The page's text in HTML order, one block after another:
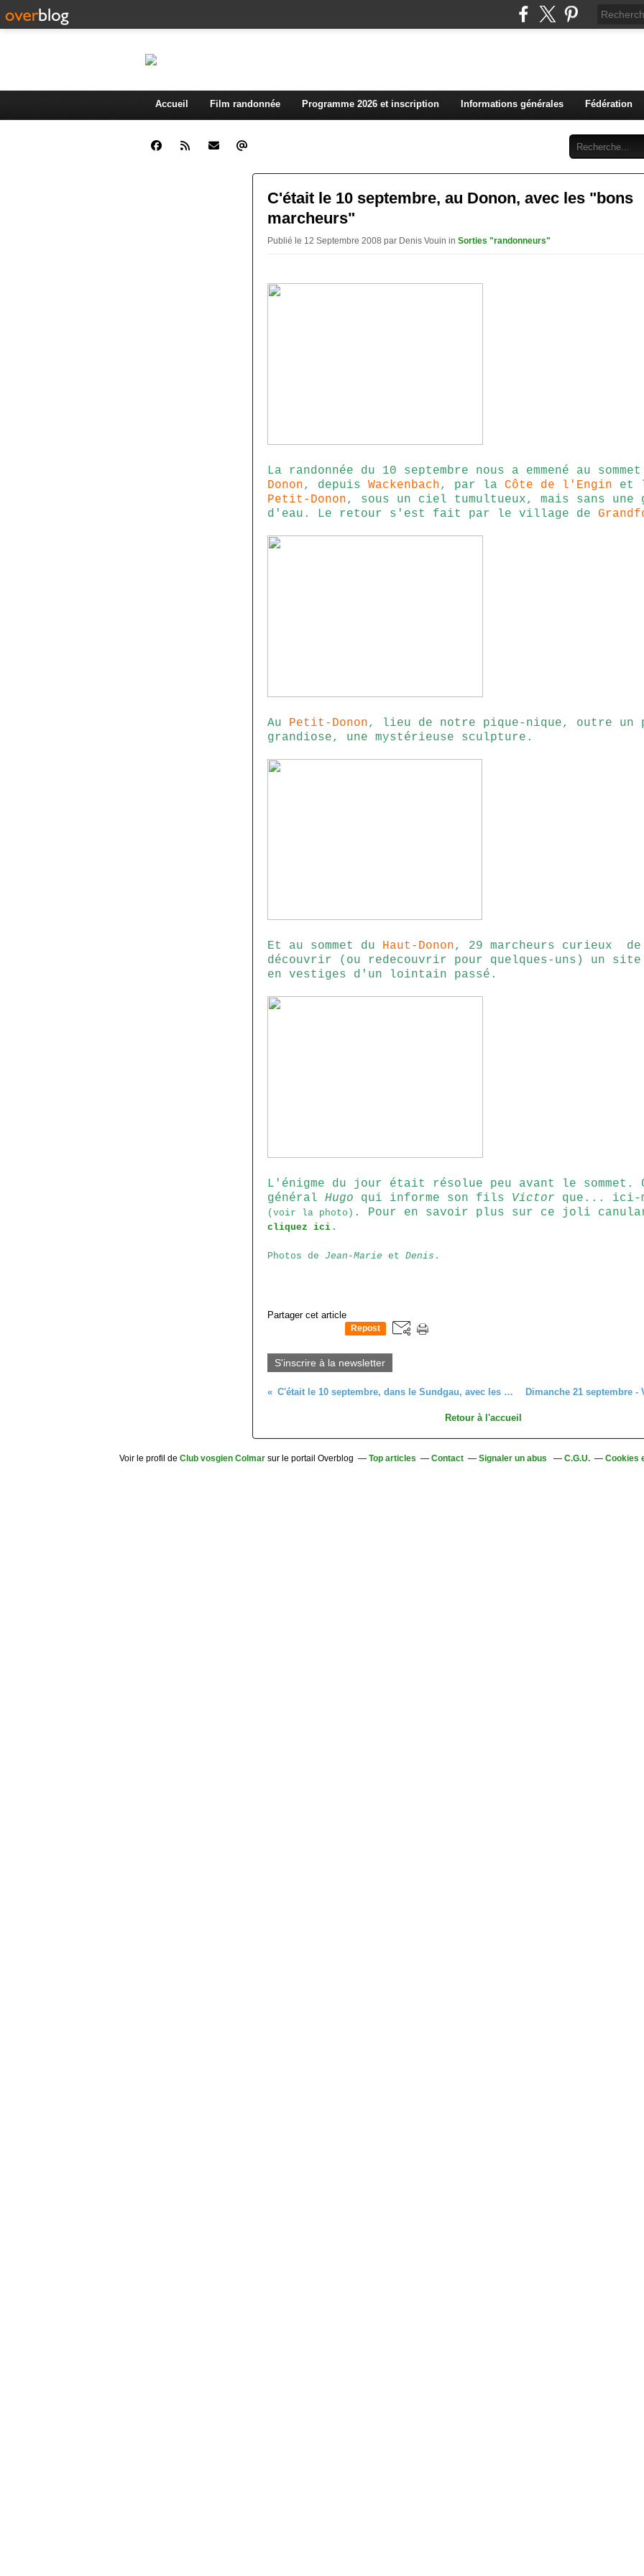
Accueil Film randonnée Programme 2026 et inscription Informations générales Fédération
C'était le 10 septembre, au Donon, avec les "bons
marcheurs"
Publié le 12 Septembre 2008 par Denis Vouin in Sorties "randonneurs"
La randonnée du 10 septembre nous a emmené au
Donon, depuis Wackenbach, par la Côte de l'Engin et
Petit-Donon, sous un ciel tumultueux, mais sans une
d'eau. Le retour s'est fait par le village de
Au Petit-Donon, lieu de notre pique-nique, outre un
grandiose, une mystérieuse sculpture.
Et au sommet du Haut-Donon, 29 marcheurs curieux de
découvrir (ou redecouvrir pour quelques-uns) un
en vestiges d'un lointain passé.
L'énigme du jour était résolue peu avant le sommet.
général Hugo qui informe son fils Victor que... ici-
(voir la photo) . Pour en savoir plus sur ce joli
cliquez ici .
Photos de Jean-Marie et Denis .
Partager cet article
Repost
S'inscrire à la newsletter
C'était le 10 septembre, dans le Sundgau, avec les seniors
Retour à l'accueil
Voir le profil de Club vosgien Colmar sur le portail Overblog Top articles Contact Signaler un abus C.G.U. Cookies